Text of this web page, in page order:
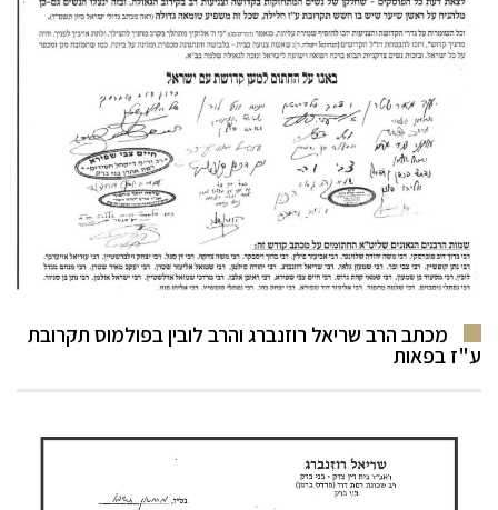
מכתב הרב שריאל רוזנברג והרב לובין בפולמוס תקרובת
ע"ז בפאות